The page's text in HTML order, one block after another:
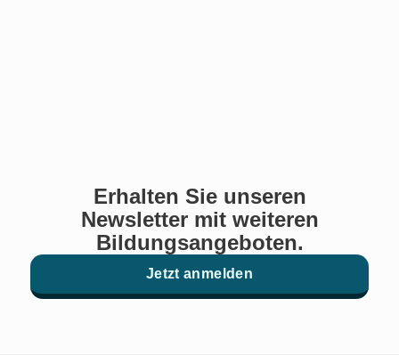
Erhalten Sie unseren
Newsletter mit weiteren
Bildungsangeboten.
Jetzt anmelden